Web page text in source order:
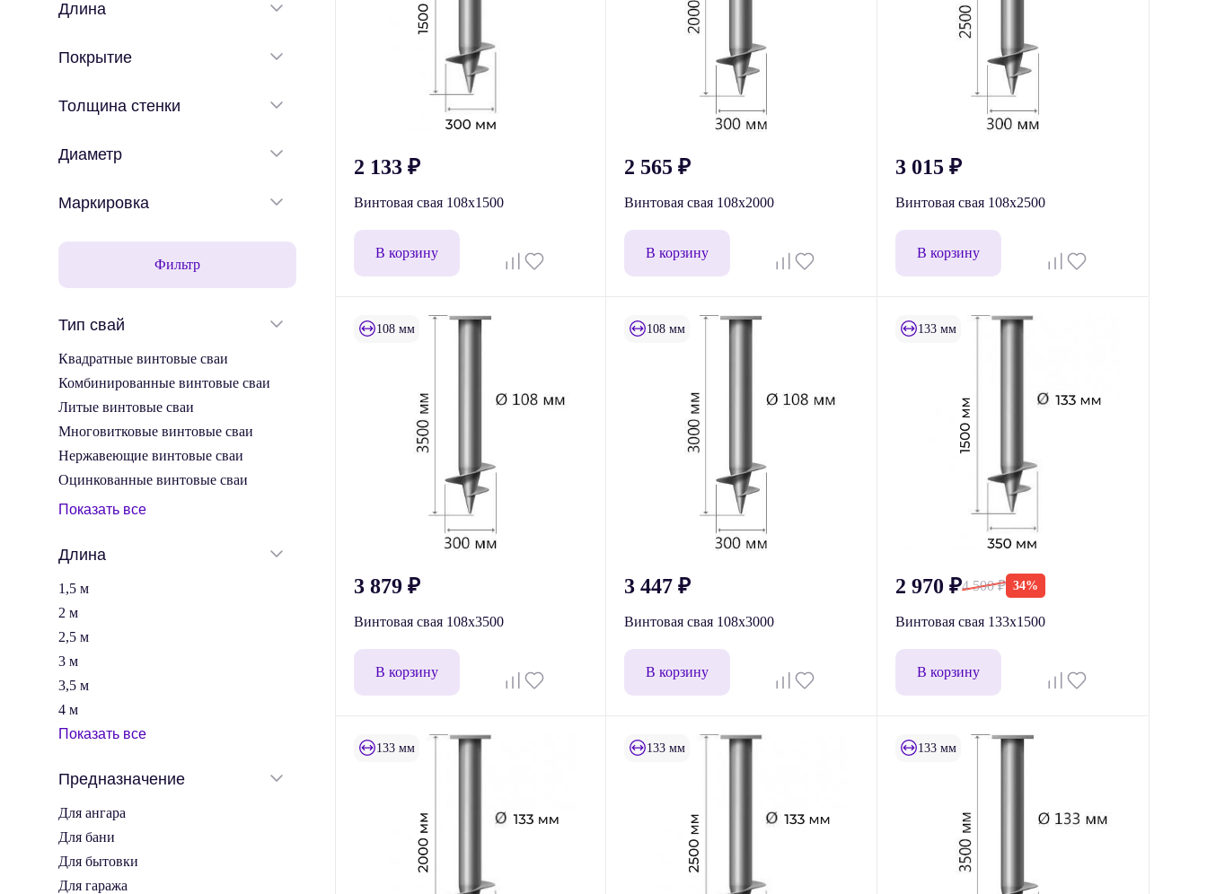
Длина
Покрытие
Толщина стенки
Диаметр
Маркировка
Фильтр
Тип свай
Квадратные винтовые сваи
Комбинированные винтовые сваи
Литые винтовые сваи
Многовитковые винтовые сваи
Нержавеющие винтовые сваи
Оцинкованные винтовые сваи
Показать все
Длина
1,5 м
2 м
2,5 м
3 м
3,5 м
4 м
Показать все
Предназначение
Для ангара
Для бани
Для бытовки
Для гаража
2 133 ₽
Винтовая свая 108x1500
В корзину
2 565₽
Винтовая свая 108x2000
В корзину
3 015 ₽
Винтовая свая 108x2500
В корзину
108 мм
3 879 ₽
Винтовая свая 108x3500
В корзину
108 мм
3 447₽
Винтовая свая 108х3000
В корзину
133 мм
34%
4 500₽
2 970 ₽
Винтовая свая 133x1500
В корзину
133 мм 133 мм 133 мм